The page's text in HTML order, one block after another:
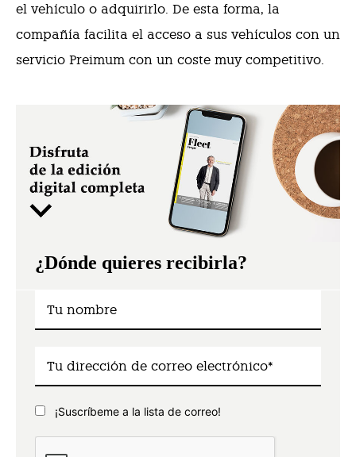
el vehículo o adquirirlo. De esta forma, la
compañía facilita el acceso a sus vehículos con un
servicio Preimum con un coste muy competitivo.
¿Dónde quieres recibirla?
¡Suscríbeme a la lista de correo!